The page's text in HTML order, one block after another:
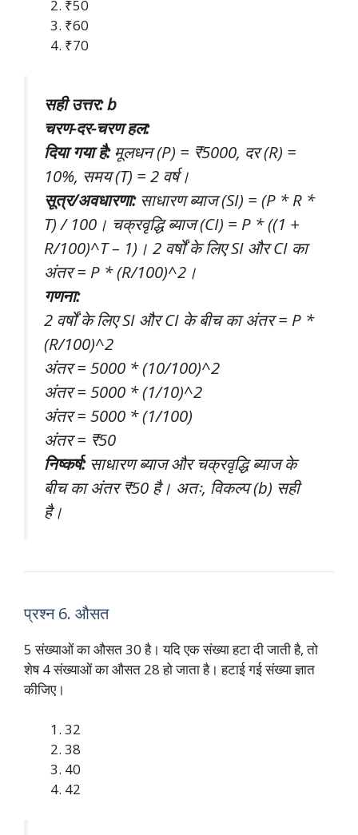
₹50
₹60
₹70
सही उत्तर: b
चरण-दर-चरण हल:
दिया गया है:मूलधन (P) = ₹5000, दर (R) =
10%, समय (T) = 2 वर्ष।
सूत्र/अवधारणा:साधारण ब्याज (SI) = (P * R *
T) / 100। चक्रवृद्धि ब्याज (CI) = P * ((1 +
R/100)^T – 1)। 2 वर्षों के लिए SI और CI का
अंतर = P * (R/100)^2।
गणना:
2 वर्षों के लिए SI और CI के बीच का अंतर = P *
(R/100)^2
अंतर = 5000 * (10/100)^2
अंतर = 5000 * (1/10)^2
अंतर = 5000 * (1/100)
अंतर = ₹50
निष्कर्ष:साधारण ब्याज और चक्रवृद्धि ब्याज के
बीच का अंतर ₹50 है। अतः, विकल्प (b) सही
है।
प्रश्न 6. औसत
5 संख्याओं का औसत 30 है। यदि एक संख्या हटा दी जाती है, तो
शेष 4 संख्याओं का औसत 28 हो जाता है। हटाई गई संख्या ज्ञात
कीजिए।
32
38
40
42